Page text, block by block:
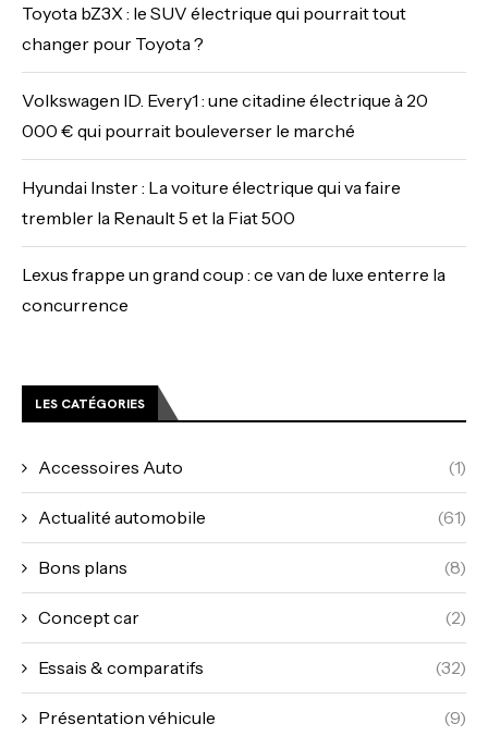
Toyota bZ3X : le SUV électrique qui pourrait tout
changer pour Toyota ?
Volkswagen ID. Every1 : une citadine électrique à 20
000 € qui pourrait bouleverser le marché
Hyundai Inster : La voiture électrique qui va faire
trembler la Renault 5 et la Fiat 500
Lexus frappe un grand coup : ce van de luxe enterre la
concurrence
LES CATÉGORIES
Accessoires Auto (1)
Actualité automobile (61)
Bons plans (8)
Concept car (2)
Essais & comparatifs (32)
Présentation véhicule (9)